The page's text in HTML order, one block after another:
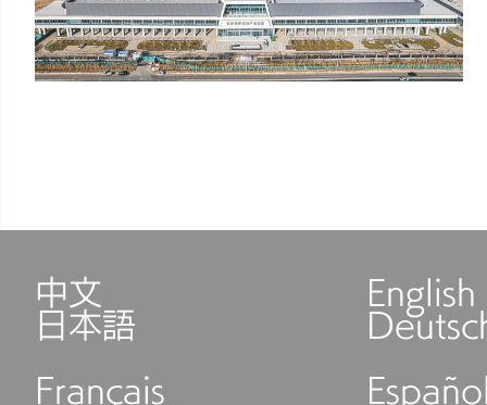
中文 English
日本語
Français